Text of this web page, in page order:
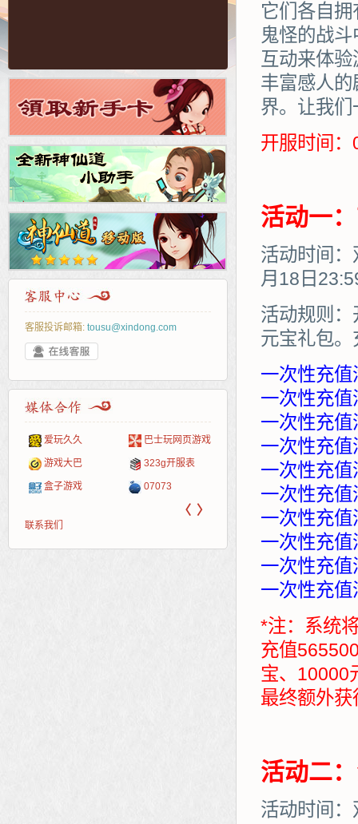
客服投诉邮箱: tousu@xindong.com
265G 页游网
腾讯游戏 新浪游戏
新浪页游 网易游戏
多玩
中华网
Cwan
游一游
游侠网页游戏 40407
5617网游网 一游网
开服网
斗蟹网页游戏 游戏
〈 〉
联系我们
它们各自
鬼怪的战
互动来体
丰富感人
界。让我们
开服时间
活动一
活动时间
月18日
活动规则
元宝礼包
一次性充
一次性充
一次性充
一次性充
一次性充
一次性充
一次性充
一次性充
一次性充
一次性充
*注：系统
充值
宝、10000
最终额外
活动二
活动时间